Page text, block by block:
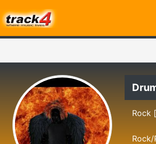
Rock
Rock/